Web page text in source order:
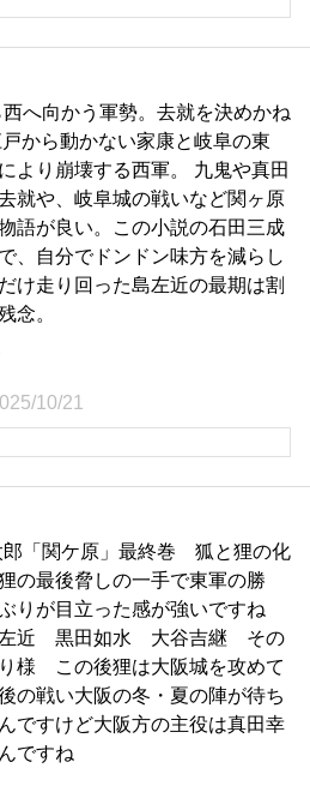
へ向かう軍勢。去就を決めかね
から動かない家康と岐阜の東
より崩壊する西軍。 九鬼や真田
就や、岐阜城の戦いなど関ヶ原
語が良い。この小説の石田三成
、自分でドンドン味方を減らし
け走り回った島左近の最期は割
念。
10/21
郎「関ケ原」最終巻 狐と狸の化
の最後脅しの一手で東軍の勝
りが目立った感が強いですね
近 黒田如水 大谷吉継 その
様 この後狸は大阪城を攻めて
の戦い大阪の冬・夏の陣が待ち
ですけど大阪方の主役は真田幸
ですね